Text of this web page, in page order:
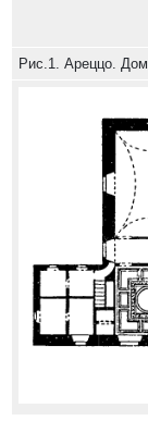
Рис.1. Ареццо.